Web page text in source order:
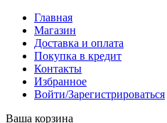
Главная
Магазин
Доставка и оплата
Покупка в кредит
Контакты
Избранное
Войти/Зарегистрироваться
Ваша корзина